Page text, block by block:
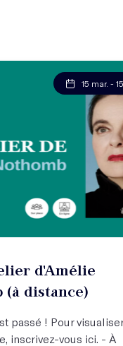
15 mar. -
d'Amélie
(à distance)
passé ! Pour
inscrivez-vous ici. - À